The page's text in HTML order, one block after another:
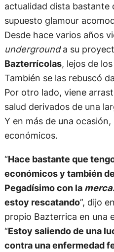
actualidad dista bastante
supuesto glamour
Desde hace varios años
undergrounda su
Bazterrícolas, lejos de
También se las rebuscó
Por otro lado, viene
salud derivados de una
Y en más de una
económicos.
“Hace bastante que
económicos y también
Pegadísimo con la merca
estoy rescatando”, dijo
propio Bazterrica en una
“Estoy saliendo de una
contra una enfermedad